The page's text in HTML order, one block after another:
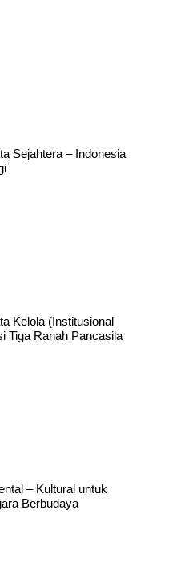
Sejahtera – Indonesia
Kelola (Institusional
Tiga Ranah Pancasila
– Kultural untuk
Berbudaya